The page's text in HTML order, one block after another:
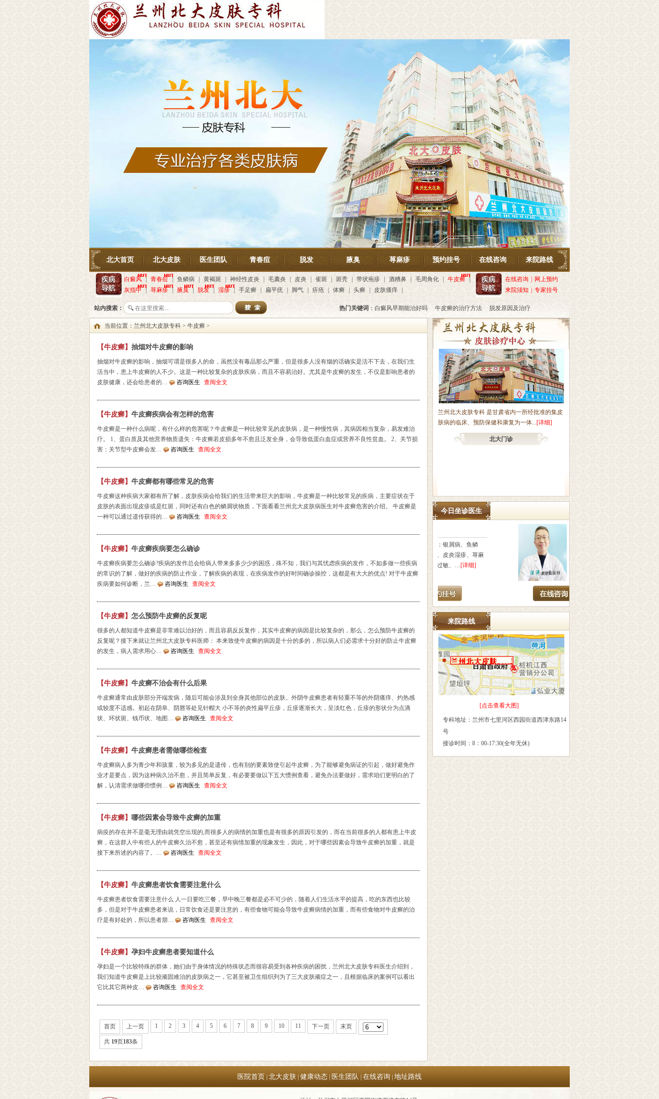
北大首页 北大皮肤 医生团队 青春痘 脱发 腋臭 荨麻疹 预约挂号 在线咨询 来院路线
白癜风 | 青春痘 | 鱼鳞病 黄褐斑 | 神经性皮炎 | 毛囊炎 | 皮炎 雀斑 斑秃 带状疱疹 酒糟鼻 毛周角化 | 牛皮癣 |
灰指甲 | 荨麻疹 | 腋臭 | 脱发 | 湿疹 | 手足癣 扁平疣 脚气 疥疮 体癣 头癣 皮肤瘙痒
在线咨询 |
网上预约
来院须知 | 专家挂号
站内搜索： 热门关键词 ： 白癜风早期能治好吗 牛皮癣的治疗方法 脱发原因及治疗
当前位置： 兰州北大皮肤专科 > 牛皮癣 >
【牛皮癣】 抽烟对牛皮癣的影响
抽烟对牛皮癣的影响，抽烟可谓是很多人的命，虽然没有毒品那么严重，但是很多人没有烟的话确实是活不下去，在我们生
活当中，患上牛皮癣的人不少。这是一种比较复杂的皮肤疾病，而且不容易治好。尤其是牛皮癣的发生，不仅是影响患者的
皮肤健康，还会给患者的…
咨询医生 查阅全文
【牛皮癣】 牛皮癣疾病会有怎样的危害
牛皮癣是一种什么病呢，有什么样的危害呢？牛皮癣是一种比较常见的皮肤病，是一种慢性病，其病因相当复杂，易发难治
疗。 1、蛋白质及其他营养物质遗失：牛皮癣若皮损多年不愈且泛发全身，会导致低蛋白血症或营养不良性贫血。 2、关节损
害：关节型牛皮癣会发…
咨询医生 查阅全文
【牛皮癣】 牛皮癣都有哪些常见的危害
牛皮癣这种疾病大家都有所了解，皮肤疾病会给我们的生活带来巨大的影响，牛皮癣是一种比较常见的疾病，主要症状在于
皮肤的表面出现皮疹或是红斑，同时还有白色的鳞屑状物质，下面看看兰州北大皮肤病医生对牛皮癣危害的介绍。 牛皮癣是
一种可以通过遗传获得的…
咨询医生 查阅全文
【牛皮癣】 牛皮癣疾病要怎么确诊
牛皮癣疾病要怎么确诊?疾病的发作总会给病人带来多多少少的困惑，殊不知，我们与其忧虑疾病的发作，不如多做一些疾病
的常识的了解，做好的疾病的防止作业，了解疾病的表现，在疾病发作的好时间确诊操控，这都是有大大的优点! 对于牛皮癣
疾病要如何诊断，兰…
咨询医生 查阅全文
【牛皮癣】 怎么预防牛皮癣的反复呢
很多的人都知道牛皮癣是非常难以治好的，而且容易反反复作，其实牛皮癣的病因是比较复杂的，那么，怎么预防牛皮癣的
反复呢？接下来就让兰州北大皮肤专科医师： 本来致使牛皮癣的病因是十分的多的，所以病人们必需求十分好的防止牛皮癣
的发生，病人需求用心…
咨询医生 查阅全文
【牛皮癣】 牛皮癣不治会有什么后果
牛皮癣通常由皮肤部分开端发病，随后可能会涉及到全身其他部位的皮肤。外阴牛皮癣患者有轻重不等的外阴瘙痒、灼热感
或较度不适感。初起在阴阜、阴唇等处见针帽大 小不等的炎性扁平丘疹，丘疹逐渐长大，呈淡红色，丘疹的形状分为点滴
状、环状斑、钱币状、地图…
咨询医生 查阅全文
【牛皮癣】 牛皮癣患者需做哪些检查
牛皮癣病人多为青少年和孩童，较为多见的是遗传，也有别的要素致使引起牛皮癣，为了能够避免病证的引起，做好避免作
业才是要点，因为这种病久治不愈，并且简单反复，有必要要做以下五大惯例查看，避免办法要做好，需求咱们更明白的了
解，认清需求做哪些惯例…
咨询医生 查阅全文
【牛皮癣】 哪些因素会导致牛皮癣的加重
病疫的存在并不是毫无理由就凭空出现的,而很多人的病情的加重也是有很多的原因引发的，而在当前很多的人都有患上牛皮
癣，在这群人中有些人的牛皮癣久治不愈，甚至还有病情加重的现象发生，因此，对于哪些因素会导致牛皮癣的加重，就是
接下来所述的内容了。…
咨询医生 查阅全文
【牛皮癣】 牛皮癣患者饮食需要注意什么
牛皮癣患者饮食需要注意什么 人一日要吃三餐，早中晚三餐都是必不可少的，随着人们生活水平的提高，吃的东西也比较
多，但是对于牛皮癣患者来说，日常饮食还是要注意的，有些食物可能会导致牛皮癣病情的加重，而有些食物对牛皮癣的治
疗是有好处的，所以患者朋…
咨询医生 查阅全文
【牛皮癣】 孕妇牛皮癣患者要知道什么
孕妇是一个比较特殊的群体，她们由于身体情况的特殊状态而很容易受到各种疾病的困扰，兰州北大皮肤专科医生介绍到，
我们知道牛皮癣是上比较顽固难治的皮肤病之一，它甚至被卫生组织列为了三大皮肤顽症之一，且根据临床的案例可以看出
它比其它两种皮…
咨询医生 查阅全文
首页 上一页 1 2 3 4 5 6 7 8 9 10 11 下一页 末页
共 19页183条
兰州北大皮肤专科 是甘肃省内一所经批准的集皮
肤病的临床、预防保健和康复为一体...[详细]
北大门诊
今日坐诊医生
汪洋，毕业于湖北医科大
学，从事皮肤诊疗20余年，
长期致力于研究… [详细]
吴
擅
疣
平
来院路线
[点击查看大图]
专科地址：兰州市七里河区西园街道西津东路14
号
接诊时间：8：00-17:30(全年无休)
医院首页 北大皮肤 健康动态 医生团队 在线咨询 地址路线